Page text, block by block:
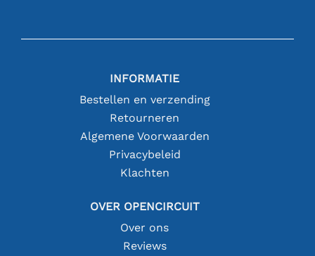
INFORMATIE
Bestellen en verzending
Retourneren
Algemene Voorwaarden
Privacybeleid
Klachten
OVER OPENCIRCUIT
Over ons
Reviews